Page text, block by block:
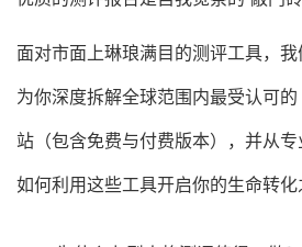
面对市面上琳琅满目的测评工具，
为你深度拆解全球范围内最受认可
站（包含免费与付费版本），并从专
如何利用这些工具开启你的生命转化